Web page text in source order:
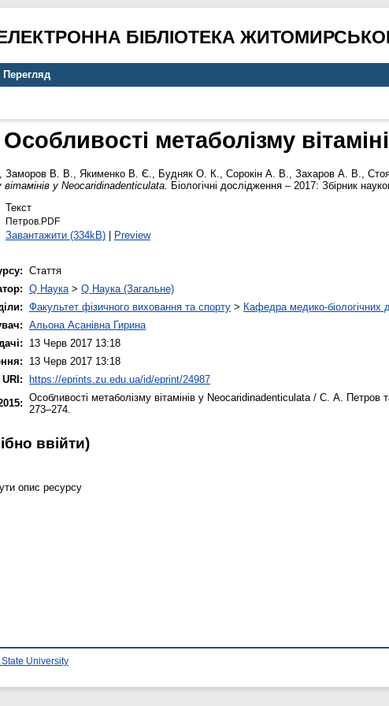
БІБЛІОТЕКА
Перегляд
Особливості метаболізму
, Заморов В. В., Якименко В. Є., Будняк О. К., Сорокін А. В., Захаров А. В.,
у Neocaridinadenticulata. Біологічні дослідження – 2017: Збірник
Текст
Петров.PDF
Завантажити (334kB)| Preview
Стаття
Q Наука> Q Наука (Загальне)
Факультет фізичного виховання та спорту > Кафедра медико-біологічних
Альона Асанівна Гирина
13 Черв 2017 13:18
13 Черв 2017 13:18
URI:
https://eprints.zu.edu.ua/id/eprint/24987
Особливості метаболізму вітамінів у Neocaridinadenticulata / С. А. Петров
273–274.
ввійти)
опис ресурсу
University